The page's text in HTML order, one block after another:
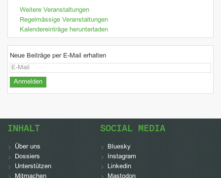
Weitere Veranstaltungen
Regelmässige Veranstaltungen
Kalendereinträge herunterladen
Neue Beiträge per E-Mail erhalten
INHALT
Über uns
Dossiers
Unterstützen
Mitmachen
SOCIAL MEDIA
Bluesky
Instagram
Linkedin
Mastodon